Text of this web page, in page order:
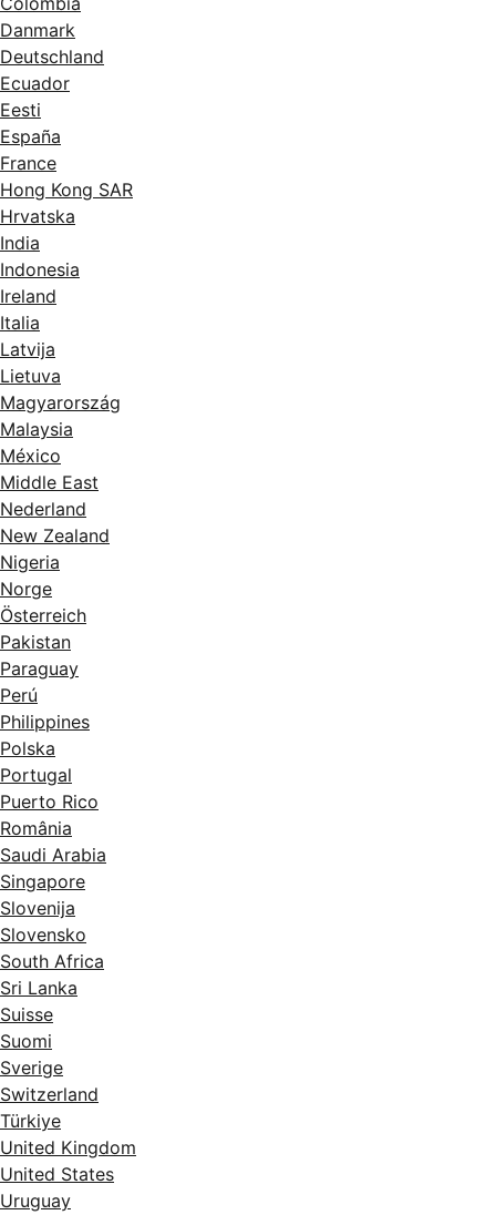
Danmark
Deutschland
Ecuador
Eesti
España
France
Hong Kong SAR
Hrvatska
India
Indonesia
Ireland
Italia
Latvija
Lietuva
Magyarország
Malaysia
México
Middle East
Nederland
New Zealand
Nigeria
Norge
Österreich
Pakistan
Paraguay
Perú
Philippines
Polska
Portugal
Puerto Rico
România
Saudi Arabia
Singapore
Slovenija
Slovensko
South Africa
Sri Lanka
Suisse
Suomi
Sverige
Switzerland
Türkiye
United Kingdom
United States
Uruguay